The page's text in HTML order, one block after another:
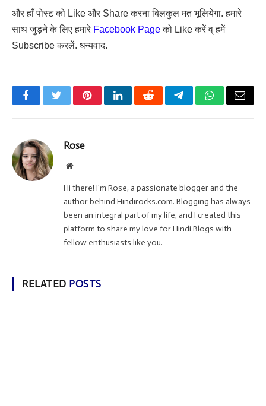
और हाँ पोस्ट को Like और Share करना बिलकुल मत भूलियेगा. हमारे
साथ जुड़ने के लिए हमारे Facebook Pageको Like करें व् हमें
Subscribe करलें. धन्यवाद.
FacebookTwitterPinterestLinkedInRedditTelegramWhatsApp
Email
Rose
Website
Hi there! I'm Rose, a passionate blogger and the
author behind Hindirocks.com. Blogging has always
been an integral part of my life, and I created this
platform to share my love for Hindi Blogs with
fellow enthusiasts like you.
RELATED POSTS